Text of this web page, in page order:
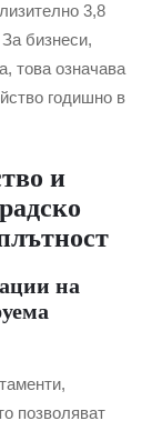
3,8
бизнеси,
това означава
годишно в
и
на
позволяват